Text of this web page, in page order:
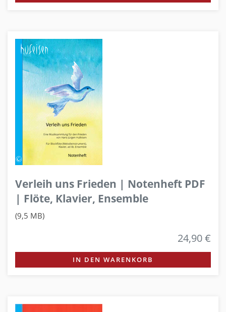
Verleih uns Frieden | Notenheft PDF
| Flöte, Klavier, Ensemble
(9,5 MB)
24,90 €
IN DEN WARENKORB